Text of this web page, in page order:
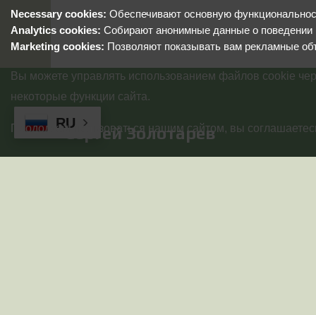
RU
Сергей Золотарев
Necessary cookies: Обеспечивают основную
Analytics cookies: Собирают анонимные данные о поведении
Marketing cookies: Позволяют показывать вам рекламные
Вы можете управлять использованием файлов cookie
некоторые функции сайта.
Продолжая пользоваться нашим сайтом, вы